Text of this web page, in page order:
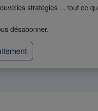
stratégies ... tout ce
désabonner.